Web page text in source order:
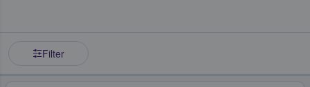
Filter